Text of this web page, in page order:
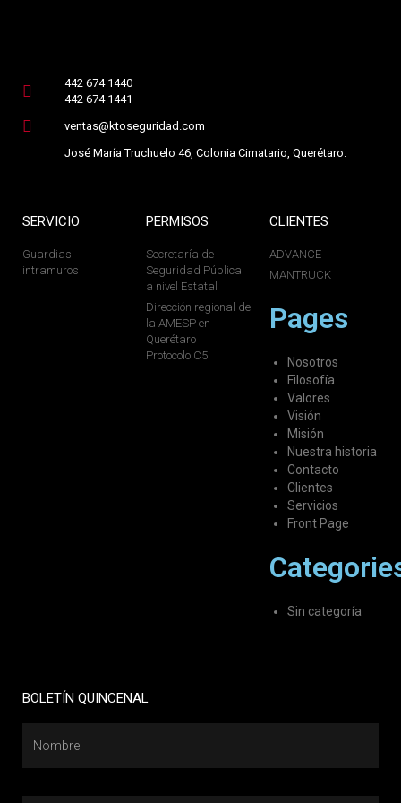
442 674 1440
442 674 1441
ventas@ktoseguridad.com
José María Truchuelo 46, Colonia Cimatario, Querétaro.
SERVICIO
Guardias
intramuros
PERMISOS
Secretaría de
Seguridad Pública
a nivel Estatal
Dirección regional de
la AMESP en
Querétaro
Protocolo C5
CLIENTES
ADVANCE
MANTRUCK
Pages
Nosotros
Filosofía
Valores
Visión
Misión
Nuestra historia
Contacto
Clientes
Servicios
Front Page
Sin categoría
BOLETÍN QUINCENAL